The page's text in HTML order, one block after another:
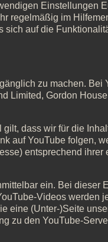
Einstellungen
regelmäßig im
sich auf die
zu machen. Bei
Limited, Gordon
dass wir für die
auf YouTube folgen,
entsprechend ihrer
ein. Bei dieser
Videos werden
eine (Unter-)Seite
zu den YouTube-